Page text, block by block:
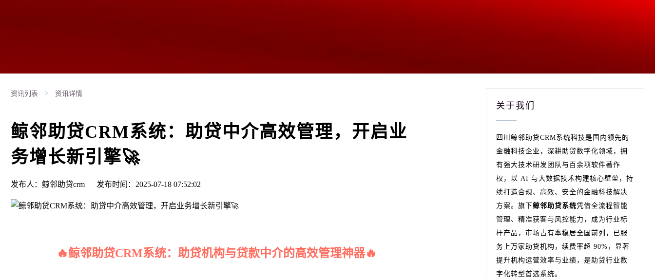
资讯列表 > 资讯详情
鲸邻助贷CRM系统：助贷中介高效管理，开启业
务增长新引擎🚀
发布人：鲸邻助贷crm 发布时间：2025-07-18 07:52:02
🔥鲸邻助贷CRM系统：助贷机构与贷款中介的高效管理神器🔥
关于我们
四川鲸邻助贷CRM系统科技是国内领先的
金融科技企业，深耕助贷数字化领域，拥
有强大技术研发团队与百余项软件著作
权，以 AI 与大数据技术构建核心壁垒，持
续打造合规、高效、安全的金融科技解决
方案。旗下鲸邻助贷系统凭借全流程智能
管理、精准获客与风控能力，成为行业标
杆产品，市场占有率稳居全国前列，已服
务上万家助贷机构，续费率超 90%，显著
提升机构运营效率与业绩，是助贷行业数
字化转型首选系统。